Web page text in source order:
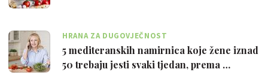
HRANA ZA DUGOVJEČNOST
5 mediteranskih namirnica koje žene iznad
50 trebaju jesti svaki tjedan, prema …